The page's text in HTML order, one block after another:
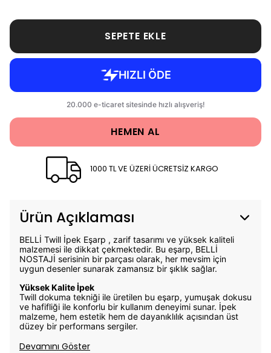
SEPETE EKLE
HEMEN AL
1000 TL VE ÜZERİ ÜCRETSİZ KARGO
Ürün Açıklaması
BELLİ Twill İpek Eşarp , zarif tasarımı ve yüksek kaliteli
malzemesi ile dikkat çekmektedir. Bu eşarp, BELLİ
NOSTAJİ serisinin bir parçası olarak, her mevsim için
uygun desenler sunarak zamansız bir şıklık sağlar.
Yüksek Kalite İpek
Twill dokuma tekniği ile üretilen bu eşarp, yumuşak dokusu
ve hafifliği ile konforlu bir kullanım deneyimi sunar. İpek
malzeme, hem estetik hem de dayanıklılık açısından üst
düzey bir performans sergiler.
Devamını Göster